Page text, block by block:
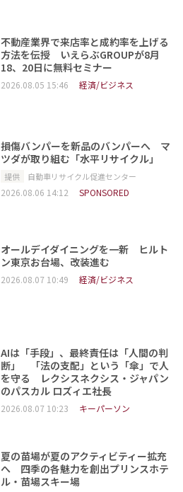
不動産業界で来店率と成約率を上げる
方法を伝授 いえらぶGROUPが8月
18、20日に無料セミナー
2026.08.05 15:46 経済/ビジネス
損傷バンパーを新品のバンパーへ マ
ツダが取り組む「水平リサイクル」
提供 自動車リサイクル促進センター
2026.08.06 14:12 SPONSORED
オールデイダイニングを一新 ヒルト
ン東京お台場、改装進む
2026.08.07 10:49 経済/ビジネス
AIは「手段」、最終責任は「人間の判
断」 「法の支配」という「傘」で人
を守る レクシスネクシス・ジャパン
のパスカル ロズィエ社長
2026.08.07 10:23 キーパーソン
夏の苗場が夏のアクティビティー拡充
へ 四季の各魅力を創出プリンスホテ
ル・苗場スキー場